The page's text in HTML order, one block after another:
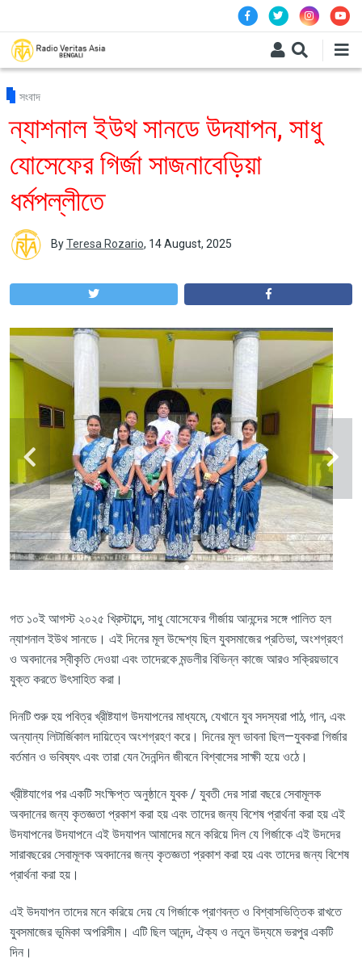
সংবাদ
ন্যাশনাল ইউথ সানডে উদযাপন, সাধু
যোসেফের গির্জা সাজনাবেড়িয়া
ধর্মপল্লীতে
ByTeresa Rozario, 14 August, 2025
গত ১০ই আগস্ট ২০২৫ খ্রিস্টাব্দে, সাধু যোসেফের গীর্জায় আনন্দের সঙ্গে পালিত হল
ন্যাশনাল ইউথ সানডে। এই দিনের মূল উদ্দেশ্য ছিল যুবসমাজের প্রতিভা, অংশগ্রহণ
ও অবদানের স্বীকৃতি দেওয়া এবং তাদেরকে মন্ডলীর বিভিন্ন কাজে আরও সক্রিয়ভাবে
যুক্ত করতে উৎসাহিত করা।
দিনটি শুরু হয় পবিত্র খ্রীষ্টযাগ উদযাপনের মাধ্যমে, যেখানে যুব সদস্যরা পাঠ, গান, এবং
অন্যান্য লিটার্জিকাল দায়িত্বে অংশগ্রহণ করে। দিনের মূল ভাবনা ছিল—যুবকরা গির্জার
বর্তমান ও ভবিষ্যৎ এবং তারা যেন দৈনন্দিন জীবনে বিশ্বাসের সাক্ষী হয়ে ওঠে।
খ্রীষ্টযাগের পর একটি সংক্ষিপ্ত অনুষ্ঠানে যুবক / যুবতী দের সারা বছরে সেবামূলক
অবদানের জন্য কৃতজ্ঞতা প্রকাশ করা হয় এবং তাদের জন্য বিশেষ প্রার্থনা করা হয় এই
উদযাপনের উদযাপনে এই উদযাপন আমাদের মনে করিয়ে দিল যে গির্জাকে এই উদদের
সারাবছরের সেবামূলক অবদানের জন্য কৃতজ্ঞতা প্রকাশ করা হয় এবং তাদের জন্য বিশেষ
প্রার্থনা করা হয়।
এই উদযাপন তাদের মনে করিয়ে দেয় যে গির্জাকে প্রাণবন্ত ও বিশ্বাসভিত্তিক রাখতে
যুবসমাজের ভূমিকা অপরিসীম। এটি ছিল আনন্দ, ঐক্য ও নতুন উদ্যমে ভরপুর একটি
দিন।